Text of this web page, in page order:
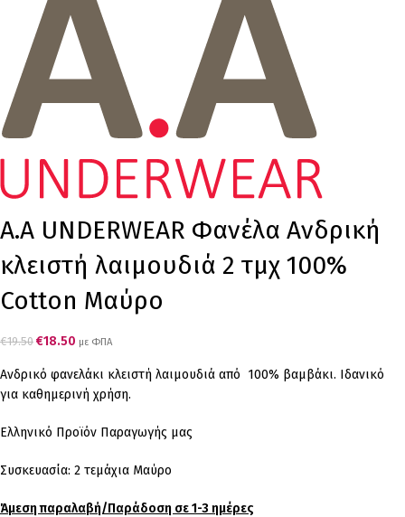
Α.A UNDERWEAR Φανέλα Ανδρική
κλειστή λαιμουδιά 2 τμχ 100%
Cotton Μαύρο
€19.50 €18.50 με ΦΠΑ
Ανδρικό φανελάκι κλειστή λαιμουδιά από 100% βαμβάκι. Ιδανικό
για καθημερινή χρήση.
Ελληνικό Προϊόν Παραγωγής μας
Συσκευασία: 2 τεμάχια Μαύρο
Άμεση παραλαβή/Παράδοση σε 1-3 ημέρες